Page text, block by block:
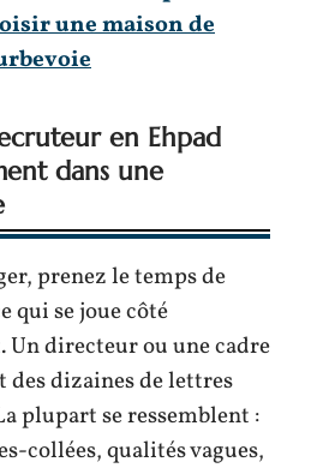
une maison de
en Ehpad
dans une
prenez le temps de
qui se joue côté
Un directeur ou une cadre
des dizaines de lettres
plupart se ressemblent :
collées, qualités vagues,